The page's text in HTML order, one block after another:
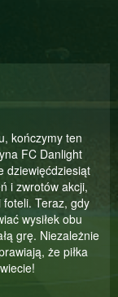
kończymy ten
FC Danlight
dziewięćdziesiąt
i zwrotów akcji,
foteli. Teraz, gdy
wysiłek obu
grę. Niezależnie
że piłka